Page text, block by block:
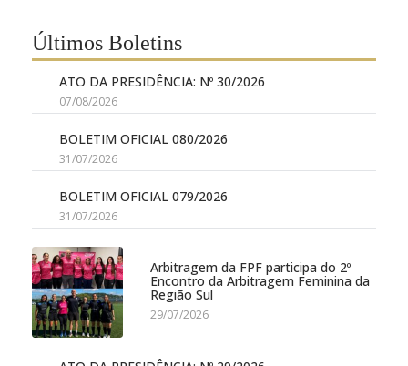
Últimos Boletins
ATO DA PRESIDÊNCIA: Nº 30/2026
07/08/2026
BOLETIM OFICIAL 080/2026
31/07/2026
BOLETIM OFICIAL 079/2026
31/07/2026
Arbitragem da FPF participa do 2º
Encontro da Arbitragem Feminina da
Região Sul
29/07/2026